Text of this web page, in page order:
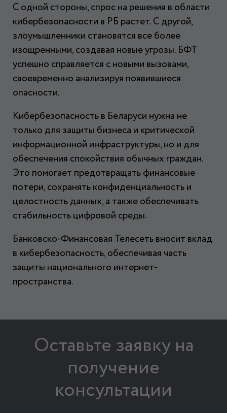
С одной стороны, спрос на решения в области
кибербезопасности в РБ растет. С другой,
злоумышленники становятся все более
изощренными, создавая новые угрозы. БФТ
успешно справляется с новыми вызовами,
своевременно анализируя появившиеся
опасности.
Кибербезопасность в Беларуси нужна не
только для защиты бизнеса и критической
информационной инфраструктуры, но и для
обеспечения спокойствия обычных граждан.
Это помогает предотвращать финансовые
потери, сохранять конфиденциальность и
целостность данных, а также обеспечивать
стабильность цифровой среды.
Банковско-Финансовая Телесеть вносит вклад
в кибербезопасность, обеспечивая часть
защиты национального интернет-
пространства.
Оставьте заявку на
получение
консультации